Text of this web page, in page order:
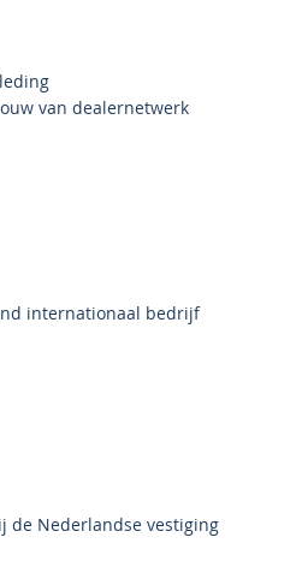
van dealernetwerk
internationaal bedrijf
de Nederlandse vestiging